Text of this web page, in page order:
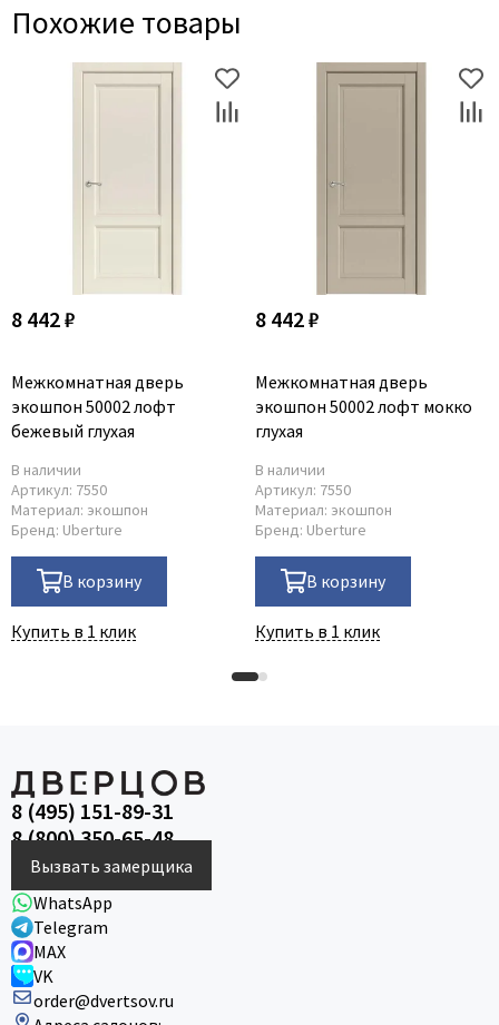
Похожие товары
8 442 ₽
Межкомнатная дверь
экошпон 50002 лофт
бежевый глухая
В наличии
Артикул: 7550
Материал: экошпон
Бренд: Uberture
В корзину
Купить в 1 клик
8 442 ₽
Межкомнатная дверь
экошпон 50002 лофт мокко
глухая
В наличии
Артикул: 7550
Материал: экошпон
Бренд: Uberture
В корзину
Купить в 1 клик
8 (495) 151-89-31
8 (800) 350-65-48
Вызвать замерщика
WhatsApp
Telegram
MAX
VK
order@dvertsov.ru